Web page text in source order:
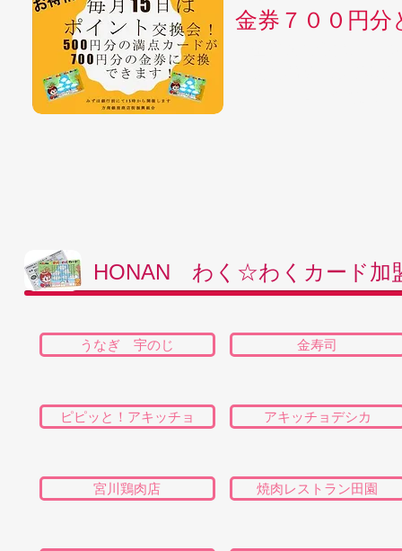
金券７００円
HONAN わく☆わくカード加
うなぎ 宇のじ 金寿司
ピピッと！アキッチョ アキッチョデシカ
宮川鶏肉店 焼肉レストラン田園